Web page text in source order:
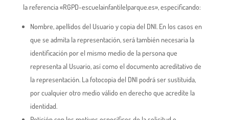
la referencia «RGPD-escuelainfantilelparque.es», especificando:
Nombre, apellidos del Usuario y copia del DNI. En los casos en
que se admita la representación, será también necesaria la
identificación por el mismo medio de la persona que
representa al Usuario, así como el documento acreditativo de
la representación. La fotocopia del DNI podrá ser sustituida,
por cualquier otro medio válido en derecho que acredite la
identidad.